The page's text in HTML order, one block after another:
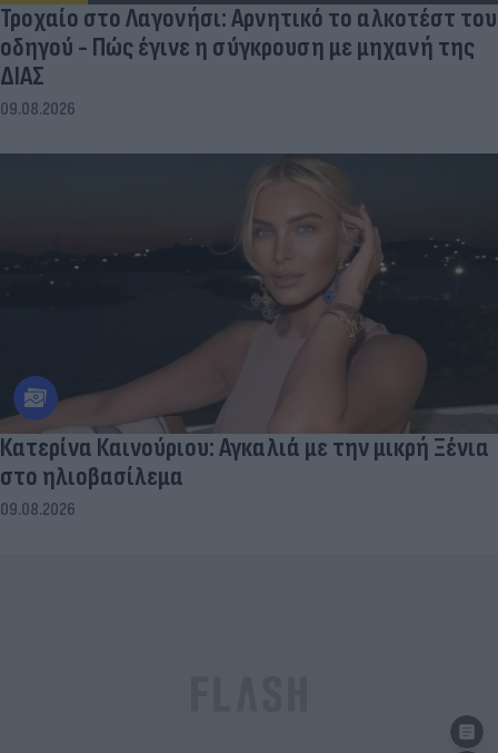
Τροχαίο στο Λαγονήσι: Αρνητικό το αλκοτέστ του
οδηγού - Πώς έγινε η σύγκρουση με μηχανή της
ΔΙΑΣ
09.08.2026
Κατερίνα Καινούριου: Αγκαλιά με την μικρή Ξένια
στο ηλιοβασίλεμα
09.08.2026